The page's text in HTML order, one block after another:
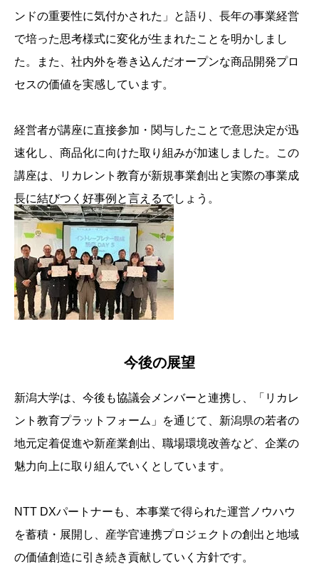
ンドの重要性に気付かされた」と語り、長年の事業経営
で培った思考様式に変化が生まれたことを明かしまし
た。また、社内外を巻き込んだオープンな商品開発プロ
セスの価値を実感しています。
経営者が講座に直接参加・関与したことで意思決定が迅
速化し、商品化に向けた取り組みが加速しました。この
講座は、リカレント教育が新規事業創出と実際の事業成
長に結びつく好事例と言えるでしょう。
今後の展望
新潟大学は、今後も協議会メンバーと連携し、「リカレ
ント教育プラットフォーム」を通じて、新潟県の若者の
地元定着促進や新産業創出、職場環境改善など、企業の
魅力向上に取り組んでいくとしています。
NTT DXパートナーも、本事業で得られた運営ノウハウ
を蓄積・展開し、産学官連携プロジェクトの創出と地域
の価値創造に引き続き貢献していく方針です。